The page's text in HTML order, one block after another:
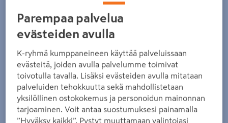
Talon vesi- ja viemäröintijärjestelmä koostuu rakennuksen
Parempaa palvelua
evästeiden avulla
K-ryhmä kumppaneineen käyttää palveluissaan
evästeitä, joiden avulla palvelumme toimivat
toivotulla tavalla. Lisäksi evästeiden avulla mitataan
palveluiden tehokkuutta sekä mahdollistetaan
yksilöllinen ostokokemus ja personoidun mainonnan
tarjoaminen. Voit antaa suostumuksesi painamalla
”Hyväksy kaikki”. Pystyt muuttamaan valintojasi